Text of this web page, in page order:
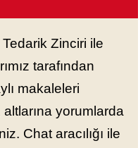
Zinciri ile
tarafından
makaleleri
yorumlarda
Chat aracılığı ile